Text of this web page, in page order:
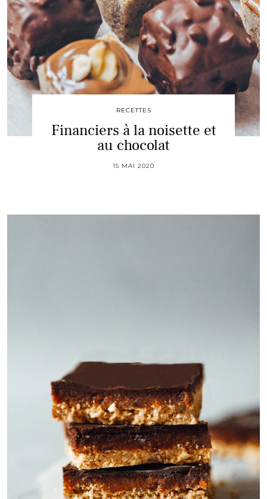
RECETTES
Financiers à la noisette et
au chocolat
15 MAI 2020